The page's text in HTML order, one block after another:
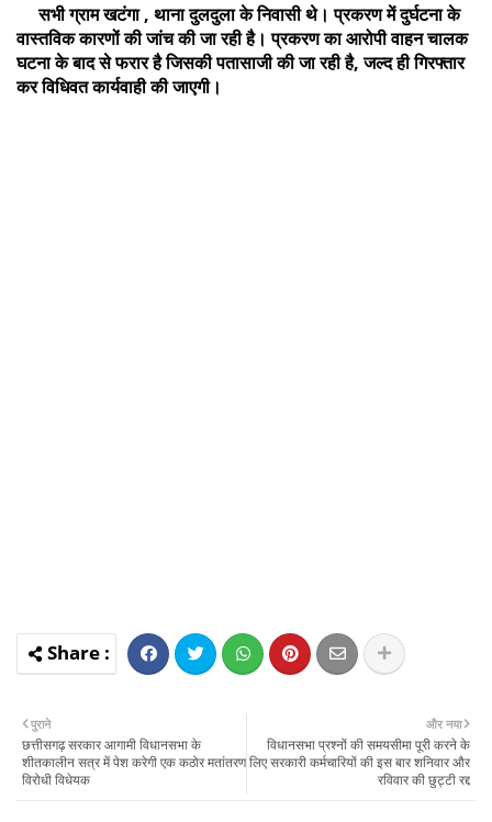
सभी ग्राम खटंगा , थाना दुलदुला के निवासी थे। प्रकरण में दुर्घटना के
वास्तविक कारणों की जांच की जा रही है। प्रकरण का आरोपी वाहन चालक
घटना के बाद से फरार है जिसकी पतासाजी की जा रही है, जल्द ही गिरफ्तार
कर विधिवत कार्यवाही की जाएगी।
और नया
विधानसभा प्रश्नों की समयसीमा पूरी करने के
लिए सरकारी कर्मचारियों की इस बार शनिवार और
रविवार की छुट्टी रद्द
पुराने
छत्तीसगढ़ सरकार आगामी विधानसभा के
शीतकालीन सत्र में पेश करेगी एक कठोर मतांतरण
विरोधी विधेयक